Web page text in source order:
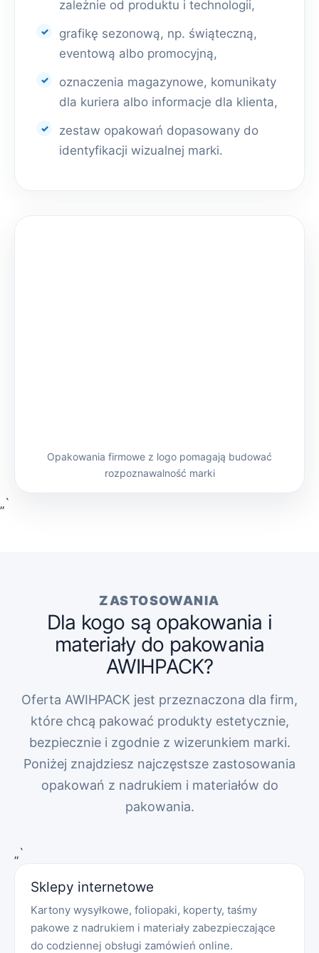
zależnie od produktu i technologii,
grafikę sezonową, np. świąteczną,
eventową albo promocyjną,
oznaczenia magazynowe, komunikaty
dla kuriera albo informacje dla klienta,
zestaw opakowań dopasowany do
identyfikacji wizualnej marki.
Opakowania firmowe z logo pomagają budować
rozpoznawalność marki
„`
ZASTOSOWANIA
Dla kogo są opakowania i
materiały do pakowania
AWIHPACK?
Oferta AWIHPACK jest przeznaczona dla firm,
które chcą pakować produkty estetycznie,
bezpiecznie i zgodnie z wizerunkiem marki.
Poniżej znajdziesz najczęstsze zastosowania
opakowań z nadrukiem i materiałów do
pakowania.
„`
Sklepy internetowe
Kartony wysyłkowe, foliopaki, koperty, taśmy
pakowe z nadrukiem i materiały zabezpieczające
do codziennej obsługi zamówień online.